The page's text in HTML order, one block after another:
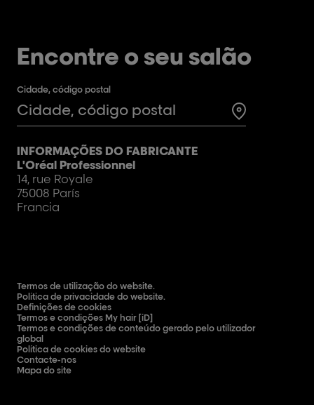
Encontre o seu salão
Cidade, código postal
Test
INFORMAÇÕES DO FABRICANTE
L'Oréal Professionnel
14, rue Royale
75008 París
Francia
Termos de utilização do website.
Política de privacidade do website.
Definições de cookies
Termos e condições My hair [iD]
Termos e condições de conteúdo gerado pelo utilizador
global
Política de cookies do website
Contacte-nos
Mapa do site